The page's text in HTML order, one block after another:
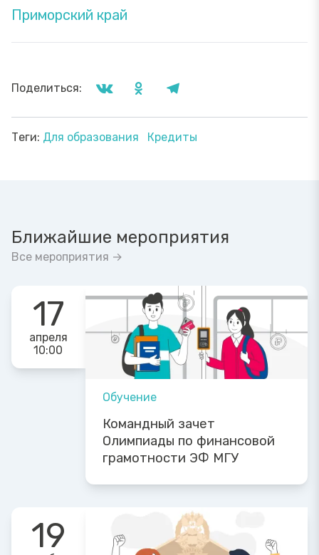
Приморский край
Поделиться:
Теги: Для образования Кредиты
Ближайшие мероприятия
Все мероприятия →
17
апреля
10:00
Обучение
Командный зачет
Олимпиады по финансовой
грамотности ЭФ МГУ
19